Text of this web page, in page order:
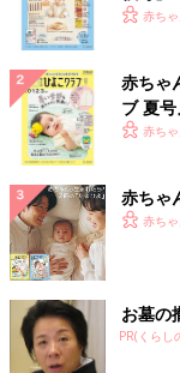
いっぱ
赤ち
赤ちゃ
ブ 夏
く！赤ち
赤ちゃ
赤ち
お墓の
PR(くらし